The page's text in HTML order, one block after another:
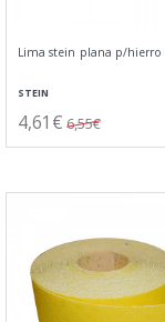
Lima stein plana p/hierro
STEIN
4,61€ 6,55€